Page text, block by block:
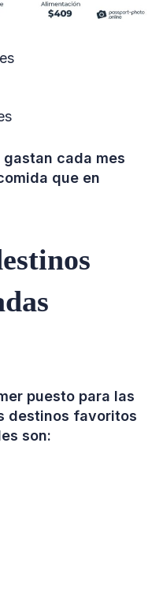
cada mes
que en
puesto para las
destinos favoritos
son: